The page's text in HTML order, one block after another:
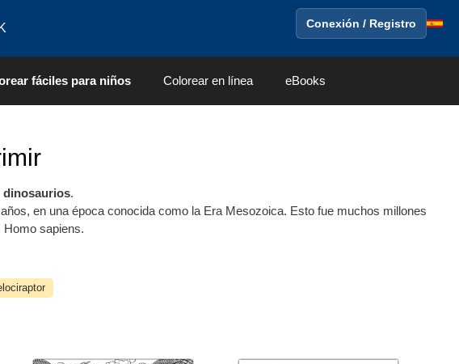
Conexión / Registro
fáciles para niños Colorear en línea eBooks
dinosaurios.
en una época conocida como la Era Mesozoica. Esto fue muchos millones
Homo sapiens.